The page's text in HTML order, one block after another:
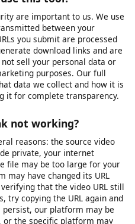
that are publicly accessible or
access (such as your own
privacy settings, password
requires you to be logged
will need to ensure you are
copy the URL and paste it
some platforms restrict
regardless of access.
this tool?
are important to us. We use
between your
you submit are processed
download links and are
not sell your personal data or
purposes. Our full
data we collect and how it is
it for complete transparency.